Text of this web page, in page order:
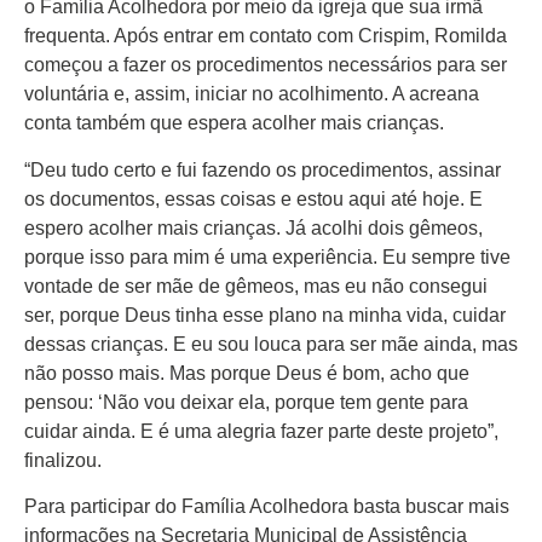
o Família Acolhedora por meio da igreja que sua irmã
frequenta. Após entrar em contato com Crispim, Romilda
começou a fazer os procedimentos necessários para ser
voluntária e, assim, iniciar no acolhimento. A acreana
conta também que espera acolher mais crianças.
“Deu tudo certo e fui fazendo os procedimentos, assinar
os documentos, essas coisas e estou aqui até hoje. E
espero acolher mais crianças. Já acolhi dois gêmeos,
porque isso para mim é uma experiência. Eu sempre tive
vontade de ser mãe de gêmeos, mas eu não consegui
ser, porque Deus tinha esse plano na minha vida, cuidar
dessas crianças. E eu sou louca para ser mãe ainda, mas
não posso mais. Mas porque Deus é bom, acho que
pensou: ‘Não vou deixar ela, porque tem gente para
cuidar ainda. E é uma alegria fazer parte deste projeto”,
finalizou.
Para participar do Família Acolhedora basta buscar mais
informações na Secretaria Municipal de Assistência